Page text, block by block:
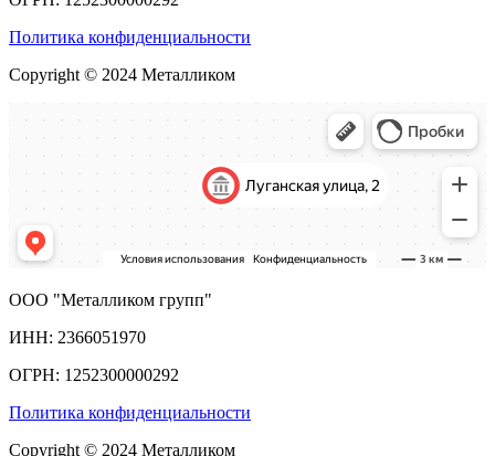
Политика конфиденциальности
Copyright © 2024 Металликом
ООО "Металликом групп"
ИНН: 2366051970
ОГРН: 1252300000292
Политика конфиденциальности
Copyright © 2024 Металликом